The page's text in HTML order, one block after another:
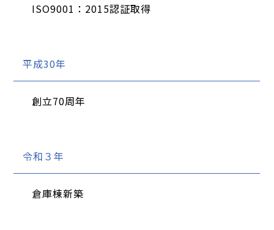
ISO9001：2015認証取得
平成30年
創立70周年
令和３年
倉庫棟新築